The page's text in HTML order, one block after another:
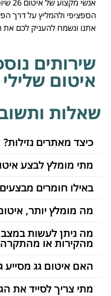
אנשי
הספציפי ולהמליץ על דרך
אתנו ונשמח להעניק לכם את
שירותים
איטום שלילי
שאלות
כיצד מאתרים נזילות?
מתי מומלץ לבצע
באילו חומרים
מה מומלץ יותר,
מה ניתן לעשות
מהקירות או
האם איטום גג מסייע
מתי צריך לסייד את